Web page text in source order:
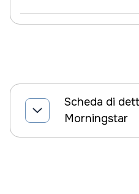
Scheda di
Morningstar